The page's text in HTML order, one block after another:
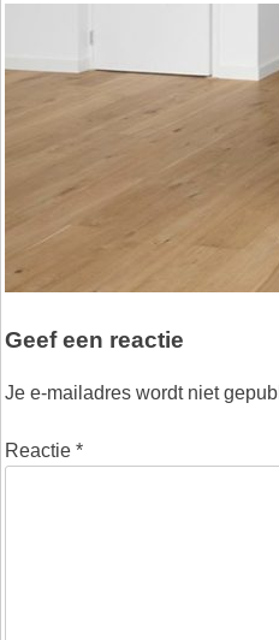
Geef een reactie
Je e-mailadres wordt niet
Reactie *